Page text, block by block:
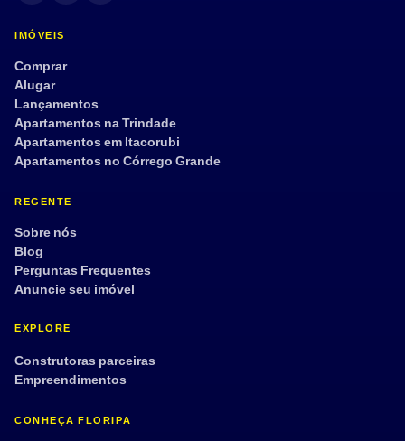
IMÓVEIS
Comprar
Alugar
Lançamentos
Apartamentos na Trindade
Apartamentos em Itacorubi
Apartamentos no Córrego Grande
REGENTE
Sobre nós
Blog
Perguntas Frequentes
Anuncie seu imóvel
EXPLORE
Construtoras parceiras
Empreendimentos
CONHEÇA FLORIPA